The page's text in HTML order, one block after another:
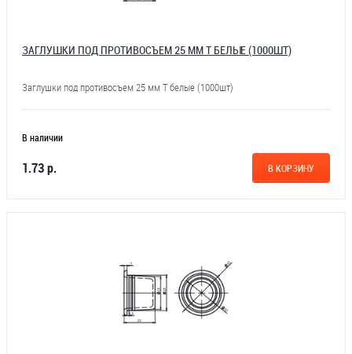
ЗАГЛУШКИ ПОД ПРОТИВОСЪЕМ 25 ММ Т БЕЛЫЕ (1000ШТ)
Заглушки под противосъем 25 мм Т белые (1000шт)
В наличии
1.73 р. В КОРЗИНУ